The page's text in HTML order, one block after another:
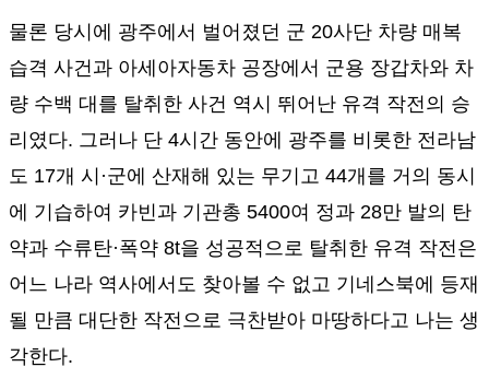
물론 당시에 광주에서 벌어졌던 군 20사단 차량 매복
습격 사건과 아세아자동차 공장에서 군용 장갑차와 차
량 수백 대를 탈취한 사건 역시 뛰어난 유격 작전의 승
리였다. 그러나 단 4시간 동안에 광주를 비롯한 전라남
도 17개 시 ·군에 산재해 있는 무기고 44개를 거의 동시
에 기습하여 카빈과 기관총 5400여 정과 28만 발의 탄
약과 수류탄·폭약 8t을 성공적으로 탈취한 유격 작전은
어느 나라 역사에서도 찾아볼 수 없고 기네스북에 등재
될 만큼 대단한 작전으로 극찬받아 마땅하다고 나는 생
각한다.